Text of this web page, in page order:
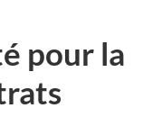
pour la